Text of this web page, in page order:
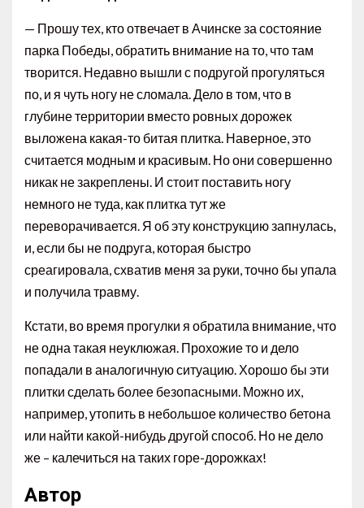
— Прошу тех, кто отвечает в Ачинске за состояние
парка Победы, обратить внимание на то, что там
творится. Недавно вышли с подругой прогуляться
по, и я чуть ногу не сломала. Дело в том, что в
глубине территории вместо ровных дорожек
выложена какая-то битая плитка. Наверное, это
считается модным и красивым. Но они совершенно
никак не закреплены. И стоит поставить ногу
немного не туда, как плитка тут же
переворачивается. Я об эту конструкцию запнулась,
и, если бы не подруга, которая быстро
среагировала, схватив меня за руки, точно бы упала
и получила травму.
Кстати, во время прогулки я обратила внимание, что
не одна такая неуклюжая. Прохожие то и дело
попадали в аналогичную ситуацию. Хорошо бы эти
плитки сделать более безопасными. Можно их,
например, утопить в небольшое количество бетона
или найти какой-нибудь другой способ. Но не дело
же – калечиться на таких горе-дорожках!
Автор